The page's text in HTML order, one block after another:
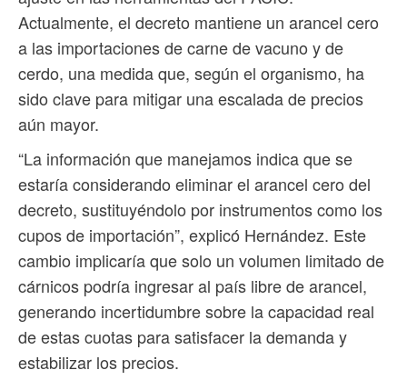
Actualmente, el decreto mantiene un arancel cero
a las importaciones de carne de vacuno y de
cerdo, una medida que, según el organismo, ha
sido clave para mitigar una escalada de precios
aún mayor.
“La información que manejamos indica que se
estaría considerando eliminar el arancel cero del
decreto, sustituyéndolo por instrumentos como los
cupos de importación”, explicó Hernández. Este
cambio implicaría que solo un volumen limitado de
cárnicos podría ingresar al país libre de arancel,
generando incertidumbre sobre la capacidad real
de estas cuotas para satisfacer la demanda y
estabilizar los precios.